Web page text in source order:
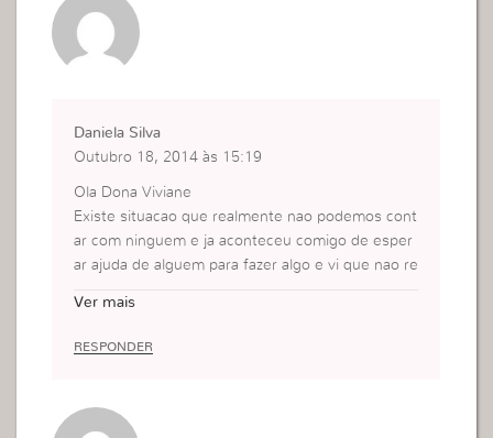
Daniela Silva
Outubro 18, 2014 às 15:19
Ola Dona Viviane
Existe situacao que realmente nao podemos cont
ar com ninguem e ja aconteceu comigo de esper
ar ajuda de alguem para fazer algo e vi que nao re
ituacao que acontece.
Ver mais
RESPONDER